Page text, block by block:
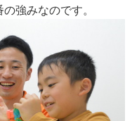
強みなのです。